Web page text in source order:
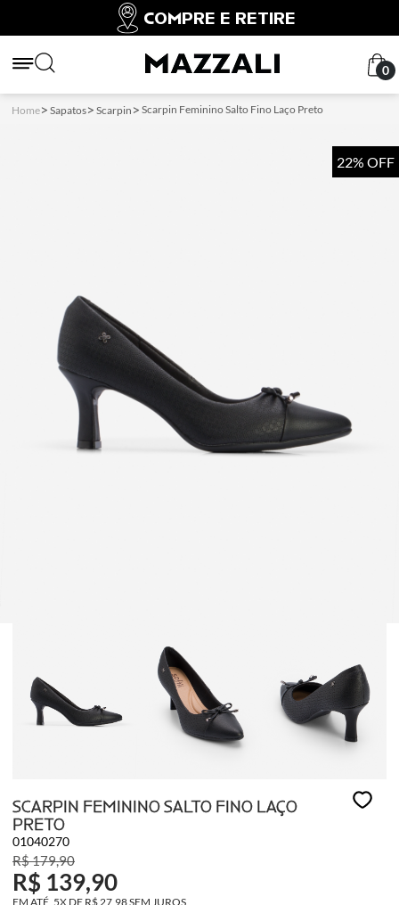
COMPRE E RETIRE
0
Home Sapatos Scarpin Scarpin Feminino Salto Fino Laço Preto
22% OFF
SCARPIN FEMININO SALTO FINO LAÇO
PRETO
01040270
R$ 179,90
R$ 139,90
5X DE R$ 27,98SEM JUROS